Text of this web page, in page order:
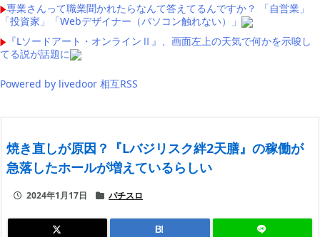
専業さんって職業聞かれたらなんて答えてるんですか？ 「自営業」
「投資家」「Webデザイナー（パソコン触れない）」
『Lソードアート・オンラインⅡ』、画面左上の天気で何かを示唆し
てる説が話題に
Powered by livedoor 相互RSS
焼き直しが原因？『Lバジリスク絆2天膳』の稼働が
急落したホールが増えているらしい
2024年1月17日 パチスロ
B!